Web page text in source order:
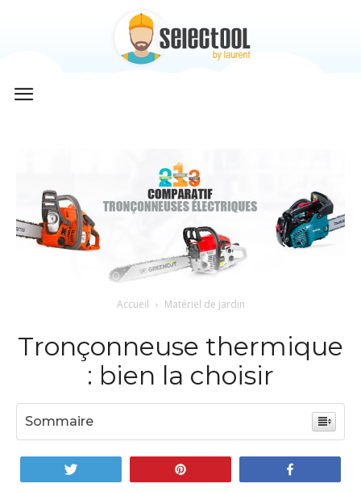
by
Laurent
Accueil Matériel de jardin
Tronçonneuse thermique
: bien la choisir
Sommaire